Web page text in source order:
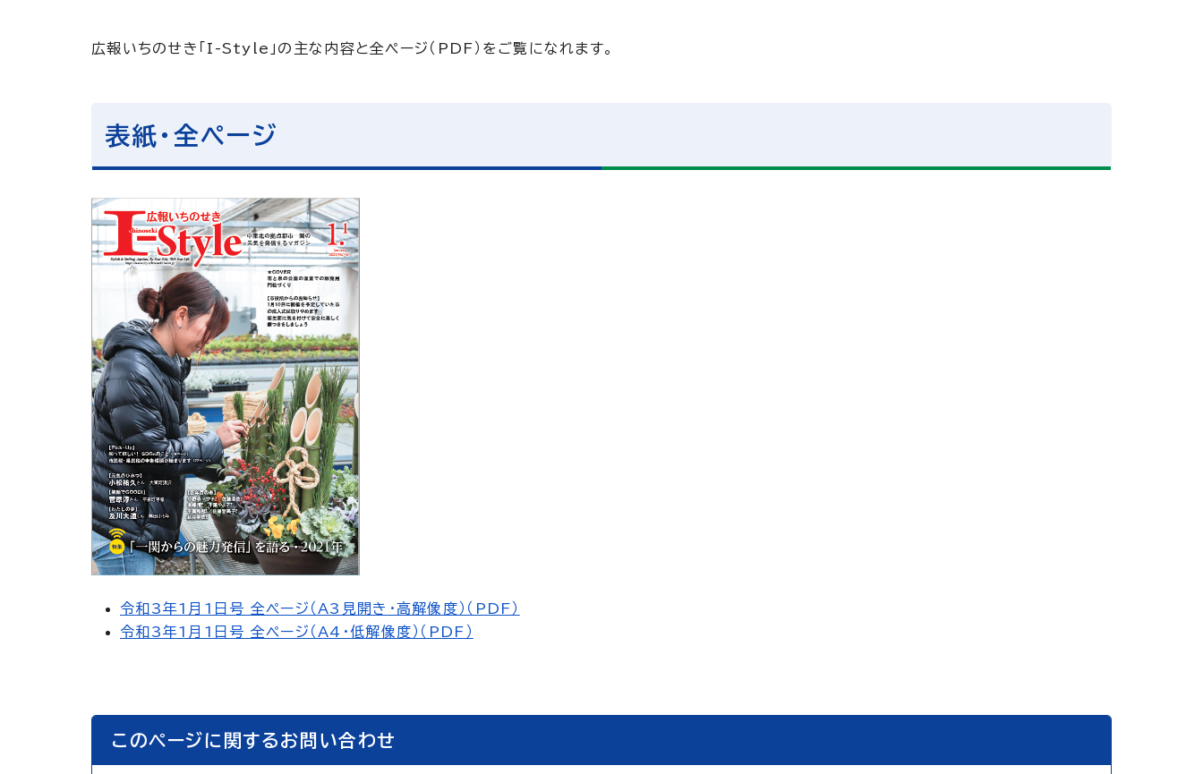
広報いちのせき「I-Style」の主な内容と全ページ（PDF）をご覧になれます。
表紙・全ページ
令和3年1月1日号 全ページ（A3見開き・高解像度）（PDF）
令和3年1月1日号 全ページ（A4・低解像度）（PDF）
このページに関するお問い合わせ